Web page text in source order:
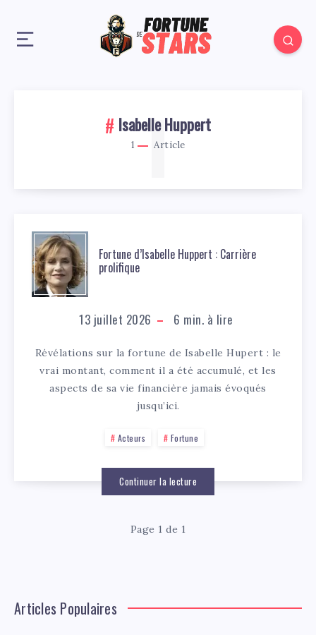
Isabelle Huppert
1 Article
1
Fortune d’Isabelle Huppert : Carrière
prolifique
13 juillet 2026 6 min. à lire
Révélations sur la fortune de Isabelle Hupert : le
vrai montant, comment il a été accumulé, et les
aspects de sa vie financière jamais évoqués
jusqu’ici.
Acteurs Fortune
Continuer la lecture
Page 1 de 1
Articles Populaires